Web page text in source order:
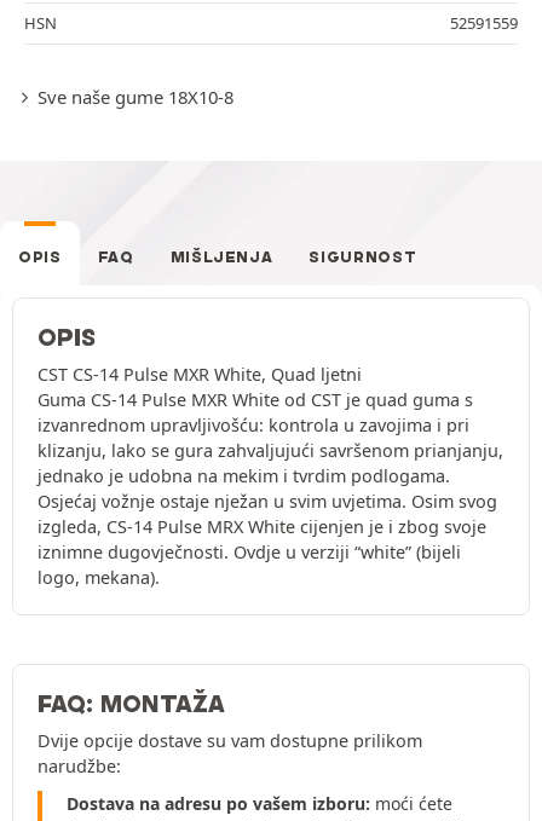
HSN
52591559
Sve naše gume 18X10-8
OPIS FAQ MIŠLJENJA SIGURNOST
OPIS
CST CS-14 Pulse MXR White, Quad ljetni
Guma CS-14 Pulse MXR White od CST je quad guma s
izvanrednom upravljivošću: kontrola u zavojima i pri
klizanju, lako se gura zahvaljujući savršenom prianjanju,
jednako je udobna na mekim i tvrdim podlogama.
Osjećaj vožnje ostaje nježan u svim uvjetima. Osim svog
izgleda, CS-14 Pulse MRX White cijenjen je i zbog svoje
iznimne dugovječnosti. Ovdje u verziji “white” (bijeli
logo, mekana).
FAQ: MONTAŽA
Dvije opcije dostave su vam dostupne prilikom
narudžbe:
Dostava na adresu po vašem izboru: moći ćete